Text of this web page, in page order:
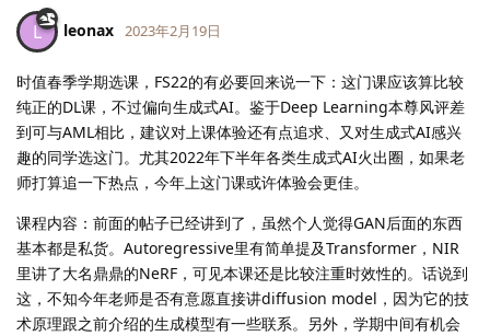
L leonax 2023年2月19日
时值春季学期选课，FS22的有必要回来说一下：这门课应该算比较
纯正的DL课，不过偏向生成式AI。鉴于Deep Learning本尊风评差
到可与AML相比，建议对上课体验还有点追求、又对生成式AI感兴
趣的同学选这门。尤其2022年下半年各类生成式AI火出圈，如果老
师打算追一下热点，今年上这门课或许体验会更佳。
课程内容：前面的帖子已经讲到了，虽然个人觉得GAN后面的东西
基本都是私货。Autoregressive里有简单提及Transformer，NIR
里讲了大名鼎鼎的NeRF，可见本课还是比较注重时效性的。话说到
这，不知今年老师是否有意愿直接讲diffusion model，因为它的技
术原理跟之前介绍的生成模型有一些联系。另外，学期中间有机会